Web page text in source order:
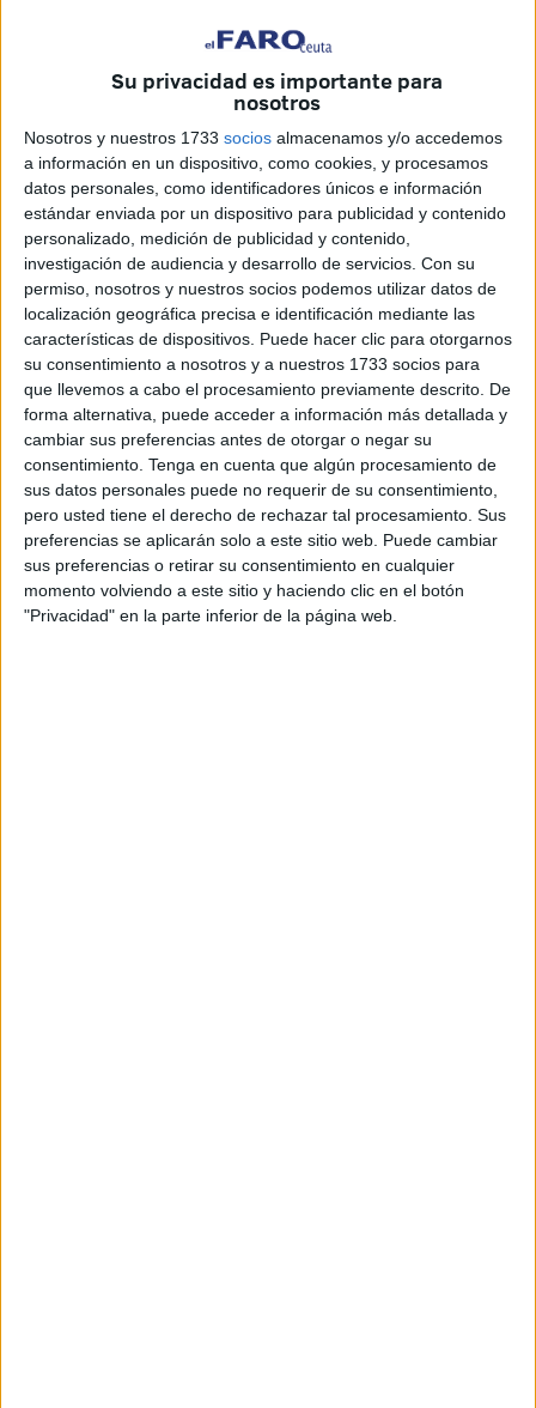
Su privacidad es importante para
nosotros
Nosotros y nuestros 1733 socios almacenamos y/o accedemos
a información en un dispositivo, como cookies, y procesamos
datos personales, como identificadores únicos e información
estándar enviada por un dispositivo para publicidad y contenido
personalizado, medición de publicidad y contenido,
investigación de audiencia y desarrollo de servicios. Con su
permiso, nosotros y nuestros socios podemos utilizar datos de
localización geográfica precisa e identificación mediante las
características de dispositivos. Puede hacer clic para otorgarnos
su consentimiento a nosotros y a nuestros 1733 socios para
que llevemos a cabo el procesamiento previamente descrito. De
forma alternativa, puede acceder a información más detallada y
cambiar sus preferencias antes de otorgar o negar su
consentimiento. Tenga en cuenta que algún procesamiento de
sus datos personales puede no requerir de su consentimiento,
pero usted tiene el derecho de rechazar tal procesamiento. Sus
preferencias se aplicarán solo a este sitio web. Puede cambiar
sus preferencias o retirar su consentimiento en cualquier
momento volviendo a este sitio y haciendo clic en el botón
"Privacidad" en la parte inferior de la página web.
Foto: P.P.C.
La prueba preconstituidaque se iba a realizar al
hermano del bebé fallecido en su vivienda de Alférez
Provisional, en Ceuta, por cuyamuerteestán presos sus
padres,no se ha podido realizareste jueves, tal y como
se había previsto, debido a laimposibilidad de llevar a
cabo una exploraciónal niño dadas sus circunstancias.
Sí se han previstonuevas declaraciones de testigos
para diciembre, entre ellas la de laamigaa la que la
madre del bebé remitió la fotografía del niño muerto, así
como varios mensajes a través de la aplicación whatsApp.
También la de la abuela del bebé, a la que la detenida